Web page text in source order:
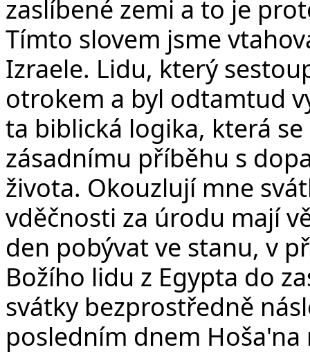
zaslíbené zemi a to je
Tímto slovem jsme
Izraele. Lidu, který
otrokem a byl odtamtud
ta biblická logika, která
zásadnímu příběhu s
života. Okouzlují mne
vděčnosti za úrodu mají
den pobývat ve stanu, v
Božího lidu z Egypta do
svátky bezprostředně
posledním dnem Hoša'na